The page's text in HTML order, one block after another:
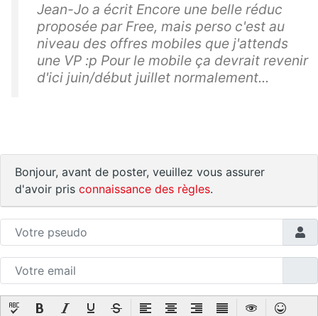
Jean-Jo a écrit Encore une belle réduc
proposée par Free, mais perso c'est au
niveau des offres mobiles que j'attends
une VP :p Pour le mobile ça devrait revenir
d'ici juin/début juillet normalement...
Bonjour, avant de poster, veuillez vous assurer
d'avoir pris connaissance des règles.